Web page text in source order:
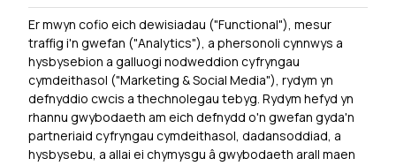
Dewislen Troedyn
Newyddion
Ymuno â ni
Hygyrchedd
Powered by Translate
Er mwyn cofio eich dewisiadau ("Functional"), mesur
traffig i'n gwefan ("Analytics"), a phersonoli cynnwys a
hysbysebion a galluogi nodweddion cyfryngau
cymdeithasol ("Marketing & Social Media"), rydym yn
defnyddio cwcis a thechnolegau tebyg. Rydym hefyd yn
rhannu gwybodaeth am eich defnydd o'n gwefan gyda'n
partneriaid cyfryngau cymdeithasol, dadansoddiad, a
hysbysebu, a allai ei chymysgu â gwybodaeth arall maen